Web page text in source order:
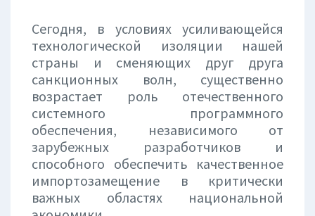
Сегодня, в условиях усиливающейся
технологической изоляции нашей
страны и сменяющих друг друга
санкционных волн, существенно
возрастает роль отечественного
системного программного
обеспечения, независимого от
зарубежных разработчиков и
способного обеспечить качественное
импортозамещение в критически
важных областях национальной